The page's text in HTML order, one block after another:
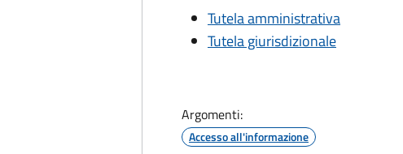
Tutela amministrativa
Tutela giurisdizionale
Argomenti:
Accesso all'informazione